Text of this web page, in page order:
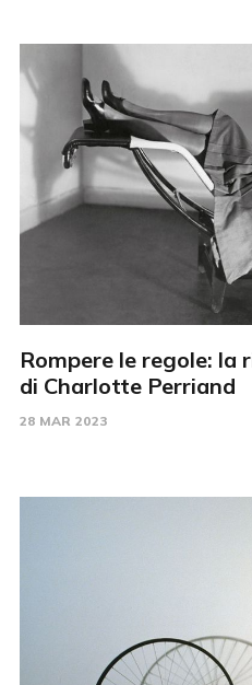
Rompere le regole: la
di Charlotte Perriand
28 MAR 2023